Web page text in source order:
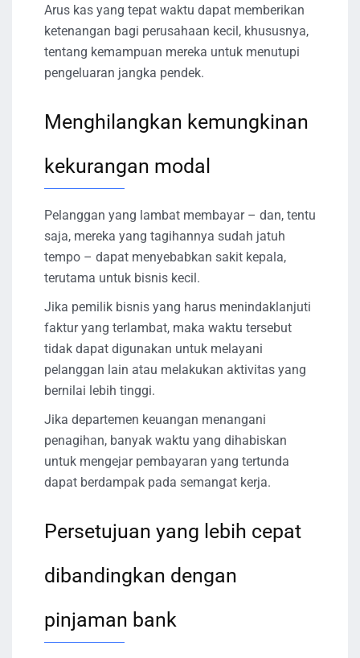
Arus kas yang tepat waktu dapat memberikan
ketenangan bagi perusahaan kecil, khususnya,
tentang kemampuan mereka untuk menutupi
pengeluaran jangka pendek.
Menghilangkan kemungkinan
kekurangan modal
Pelanggan yang lambat membayar – dan, tentu
saja, mereka yang tagihannya sudah jatuh
tempo – dapat menyebabkan sakit kepala,
terutama untuk bisnis kecil.
Jika pemilik bisnis yang harus menindaklanjuti
faktur yang terlambat, maka waktu tersebut
tidak dapat digunakan untuk melayani
pelanggan lain atau melakukan aktivitas yang
bernilai lebih tinggi.
Jika departemen keuangan menangani
penagihan, banyak waktu yang dihabiskan
untuk mengejar pembayaran yang tertunda
dapat berdampak pada semangat kerja.
Persetujuan yang lebih cepat
dibandingkan dengan
pinjaman bank